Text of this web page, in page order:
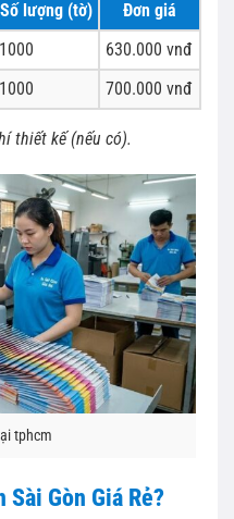
Số lượng (tờ)
Đơn giá
1000
630.000 vnđ
1000 700.000 vnđ
thiết kế (nếu có).
tphcm
Gòn Giá Rẻ?